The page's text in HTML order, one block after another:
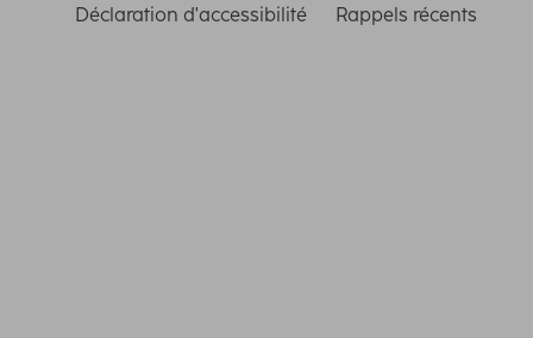
Déclaration d'accessibilité
Rappels récents